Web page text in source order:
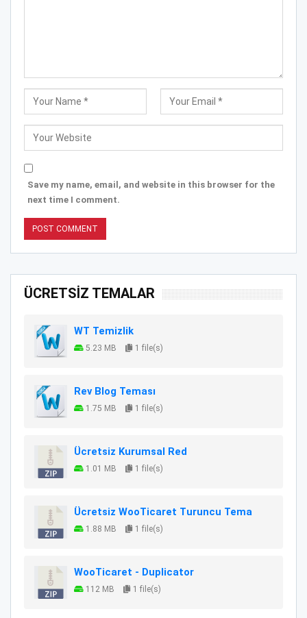
Save my name, email, and website in this browser for the
next time I comment.
ÜCRETSİZ TEMALAR
WT Temizlik
5.23 MB 1 file(s)
Rev Blog Teması
1.75 MB 1 file(s)
Ücretsiz Kurumsal Red
1.01 MB 1 file(s)
Ücretsiz WooTicaret Turuncu Tema
1.88 MB 1 file(s)
WooTicaret - Duplicator
112 MB 1 file(s)